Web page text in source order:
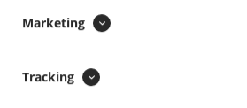
Gesamtpreis:
BEMERKUNG (GRÖSSE/POSITION) :
Marketing
Tracking